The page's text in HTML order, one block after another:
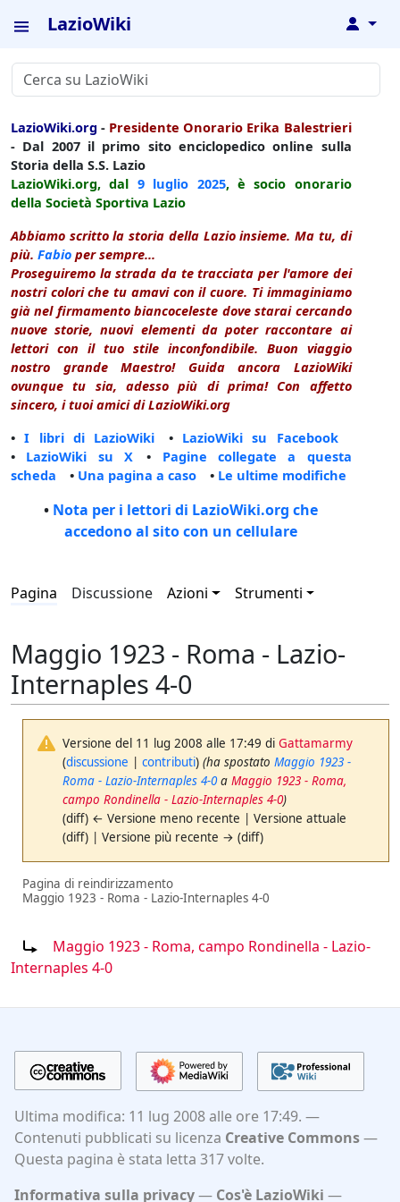
LazioWiki ↓
LazioWiki.org - Presidente Onorario Erika Balestrieri
- Dal 2007 il primo sito enciclopedico online sulla
Storia della S.S. Lazio
LazioWiki.org, dal 9 luglio 2025, è socio onorario
della Società Sportiva Lazio
Abbiamo scritto la storia della Lazio insieme. Ma tu, di
più. Fabio per sempre...
Proseguiremo la strada da te tracciata per l'amore dei
nostri colori che tu amavi con il cuore. Ti immaginiamo
già nel firmamento biancoceleste dove starai cercando
nuove storie, nuovi elementi da poter raccontare ai
lettori con il tuo stile inconfondibile. Buon viaggio
nostro grande Maestro! Guida ancora LazioWiki
ovunque tu sia, adesso più di prima! Con affetto
sincero, i tuoi amici di LazioWiki.org
•I libri di LazioWiki • LazioWiki su Facebook
• LazioWiki su X • Pagine collegate a questa
scheda • Una pagina a caso • Le ultime modifiche
• Nota per i lettori di LazioWiki.org che
accedono al sito con un cellulare
Pagina Discussione Azioni Strumenti
Maggio 1923 - Roma - Lazio-
Internaples 4-0
Versione del 11 lug 2008 alle 17:49 diGattamarmy
(discussione |contributi) (ha spostatoMaggio 1923 -
Roma - Lazio-Internaples 4-0aMaggio 1923 - Roma,
campo Rondinella - Lazio-Internaples 4-0)
(diff) ← Versione meno recente | Versione attuale
(diff) | Versione più recente → (diff)
Pagina di reindirizzamento
Maggio 1923 - Roma - Lazio-Internaples 4-0
Maggio 1923 - Roma, campo Rondinella - Lazio-
Internaples 4-0
Ultima modifica: 11 lug 2008 alle ore 17:49.
Contenuti pubblicati su licenza Creative Commons
Questa pagina è stata letta 317 volte.
Informativa sulla privacy
Cos'è LazioWiki